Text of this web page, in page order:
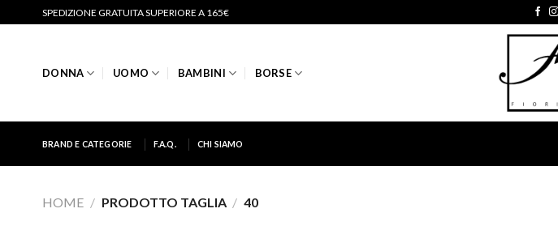
SPEDIZIONE GRATUITA SUPERIORE A 165€
DONNA UOMO BAMBINI BORSE
BRAND E CATEGORIE F.A.Q. CHI SIAMO
HOME / PRODOTTO TAGLIA / 40